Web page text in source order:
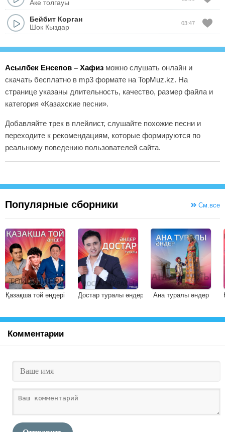
Аке толгауы
Бейбит Корган
Шок Кыздар
03:47
Асылбек Енсепов – Хафиз можно слушать онлайн и
скачать бесплатно в mp3 формате на TopMuz.kz. На
странице указаны длительность, качество, размер файла и
категория «Казахские песни».
Добавляйте трек в плейлист, слушайте похожие песни и
переходите к рекомендациям, которые формируются по
реальному поведению пользователей сайта.
Популярные сборники См.все
Қазақша той әндері Достар туралы әндер Ана туралы әндер
Комментарии